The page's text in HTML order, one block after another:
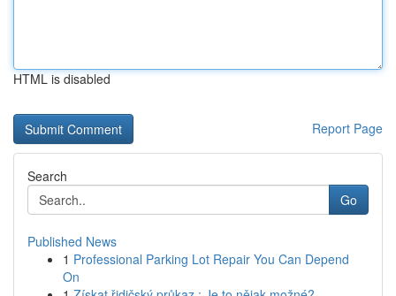
HTML is disabled
Report Page
Search
Go
Published News
1 Professional Parking Lot Repair You Can Depend
On